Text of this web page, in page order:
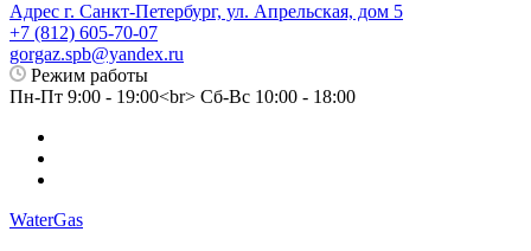
Адрес г. Санкт-Петербург, ул. Апрельская, дом 5
+7 (812) 605-70-07
gorgaz.spb@yandex.ru
Режим работы
Пн-Пт 9:00 - 19:00<br> Сб-Вс 10:00 - 18:00
WaterGas